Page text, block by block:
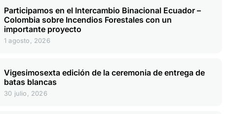
Participamos en el Intercambio Binacional Ecuador –
Colombia sobre Incendios Forestales con un
importante proyecto
1 agosto, 2026
Vigesimosexta edición de la ceremonia de entrega de
batas blancas
30 julio, 2026